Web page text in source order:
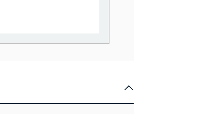
用目的の達成に必要な範